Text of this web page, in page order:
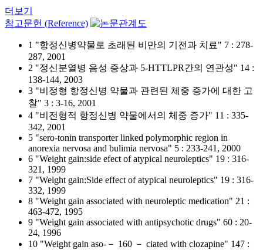
더보기
참고문헌 (Reference)
1 "항정신병약물로 초래된 비만의 기전과 치료" 7 : 278-
287, 2001
2 "정신분열병 음성 증상과 5-HTTLPR간의 연관성" 14 :
138-144, 2003
3 "비정형 항정신병 약물과 관련된 체중 증가에 대한 고
찰" 3 : 3-16, 2001
4 "비전형적 항정신병 약물에서의 체중 증가" 11 : 335-
342, 2001
5 "sero-tonin transporter linked polymorphic region in
anorexia nervosa and bulimia nervosa" 5 : 233-241, 2000
6 "Weight gain:side efect of atypical neuroleptics" 19 : 316-
321, 1999
7 "Weight gain:Side effect of atypical neuroleptics" 19 : 316-
332, 1999
8 "Weight gain associated with neuroleptic medication" 21 :
463-472, 1995
9 "Weight gain associated with antipsychotic drugs" 60 : 20-
24, 1996
10 "Weight gain aso-－ 160 － ciated with clozapine" 147 :